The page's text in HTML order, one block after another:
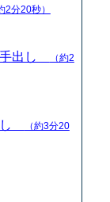
2分20秒）
手出し
（約2
し
（約3分20